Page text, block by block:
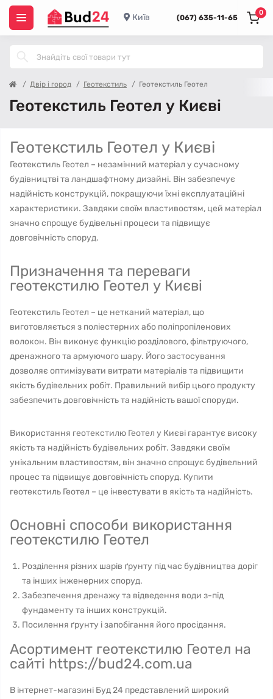
Київ (067) 635-11-65
0
Двір і город Геотекстиль Геотекстиль Геотел
Геотекстиль Геотел у Києві
Геотекстиль Геотел у Києві
Геотекстиль Геотел – незамінний матеріал у сучасному
будівництві та ландшафтному дизайні. Він забезпечує
надійність конструкцій, покращуючи їхні експлуатаційні
характеристики. Завдяки своїм властивостям, цей матеріал
значно спрощує будівельні процеси та підвищує
довговічність споруд.
Призначення та переваги
геотекстилю Геотел у Києві
Геотекстиль Геотел – це нетканий матеріал, що
виготовляється з поліестерних або поліпропіленових
волокон. Він виконує функцію розділового, фільтруючого,
дренажного та армуючого шару. Його застосування
дозволяє оптимізувати витрати матеріалів та підвищити
якість будівельних робіт. Правильний вибір цього продукту
забезпечить довговічність та надійність вашої споруди.
Використання геотекстилю Геотел у Києві гарантує високу
якість та надійність будівельних робіт. Завдяки своїм
унікальним властивостям, він значно спрощує будівельний
процес та підвищує довговічність споруд. Купити
геотекстиль Геотел – це інвестувати в якість та надійність.
Основні способи використання
геотекстилю Геотел
Розділення різних шарів ґрунту під час будівництва доріг
та інших інженерних споруд.
Забезпечення дренажу та відведення води з-під
фундаменту та інших конструкцій.
Посилення ґрунту і запобігання його просідання.
Асортимент геотекстилю Геотел на
сайті https://bud24.com.ua
В інтернет-магазині Буд 24 представлений широкий